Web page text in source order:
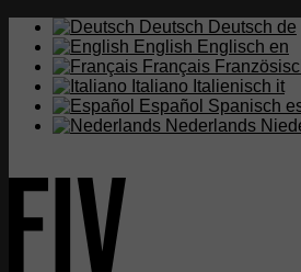
Deutsch Deutsch de
English Englisch en
Français
Italiano Italienisch it
Español Spanisch
Nederlands